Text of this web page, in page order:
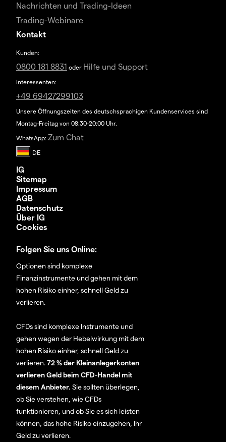
Nachrichten und Trading-Ideen
Trading-Webinare
Kontakt
Kunden:
0800 181 8831 oder Hilfe und Support
Interessenten:
+49 69427299103
Unsere Öffnungszeiten des deutschsprachigen Kundenservices sind
Montag-Freitag von 08:30-20:00 Uhr.
WhatsApp: Zum Chat
IG
Sitemap
Impressum
AGB
Datenschutz
Über IG
Cookies
Folgen Sie uns Online:
Optionen sind komplexe
Finanzinstrumente und gehen mit dem
hohen Risiko einher, schnell Geld zu
verlieren.
CFDs sind komplexe Instrumente und
gehen wegen der Hebelwirkung mit dem
hohen Risiko einher, schnell Geld zu
verlieren.72 % der Kleinanlegerkonten
verlieren Geld beim CFD-Handel mit
diesem Anbieter. Sie sollten überlegen,
ob Sie verstehen, wie CFDs
funktionieren, und ob Sie es sich leisten
können, das hohe Risiko einzugehen, Ihr
Geld zu verlieren.